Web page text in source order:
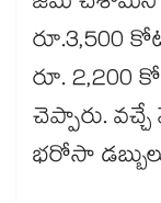
రూ.3,500
రూ. 2,200
చెప్పారు.
భరోసా